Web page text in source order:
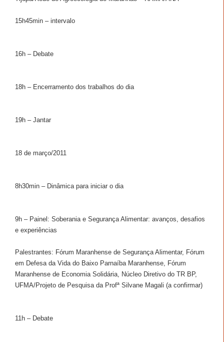
15h45min – intervalo
16h – Debate
18h – Encerramento dos trabalhos do dia
19h – Jantar
18 de março/2011
8h30min – Dinâmica para iniciar o dia
9h – Painel: Soberania e Segurança Alimentar: avanços, desafios
e experiências
Palestrantes: Fórum Maranhense de Segurança Alimentar, Fórum
em Defesa da Vida do Baixo Parnaíba Maranhense, Fórum
Maranhense de Economia Solidária, Núcleo Diretivo do TR BP,
UFMA/Projeto de Pesquisa da Profª Silvane Magali (a confirmar)
11h – Debate